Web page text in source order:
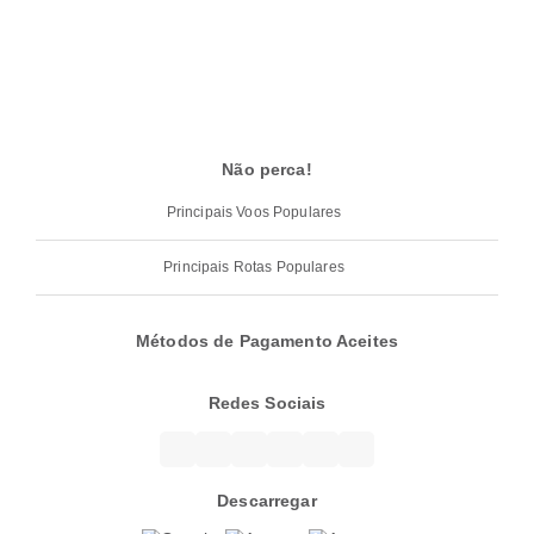
Não perca!
Principais Voos Populares
Principais Rotas Populares
Métodos de Pagamento Aceites
Redes Sociais
Descarregar